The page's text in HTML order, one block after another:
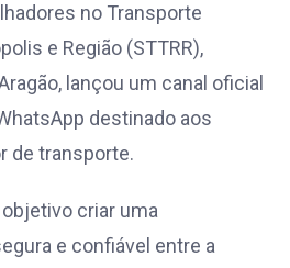
no Transporte
e Região (STTRR),
lançou um canal oficial
destinado aos
de transporte.
criar uma
e confiável entre a